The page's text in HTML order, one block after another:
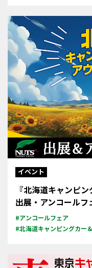
イベント
『北海道キャンピ
出展・アンコールフ
#アンコールフェア
#北海道キャンピングカー